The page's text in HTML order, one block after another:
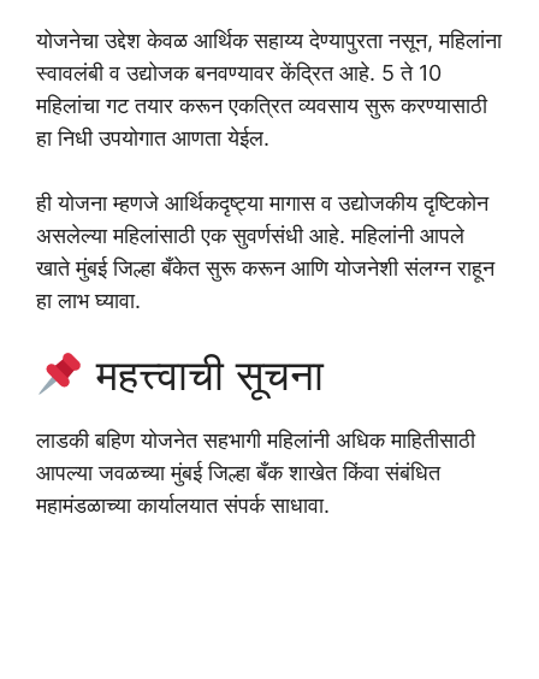
योजनेचा उद्देश केवळ आर्थिक सहाय्य देण्यापुरता नसून, महिलांना
स्वावलंबी व उद्योजक बनवण्यावर केंद्रित आहे. 5 ते 10
महिलांचा गट तयार करून एकत्रित व्यवसाय सुरू करण्यासाठी
हा निधी उपयोगात आणता येईल.
ही योजना म्हणजे आर्थिकदृष्ट्या मागास व उद्योजकीय दृष्टिकोन
असलेल्या महिलांसाठी एक सुवर्णसंधी आहे. महिलांनी आपले
खाते मुंबई जिल्हा बँकेत सुरू करून आणि योजनेशी संलग्न राहून
हा लाभ घ्यावा.
महत्त्वाची सूचना
लाडकी बहिण योजनेत सहभागी महिलांनी अधिक माहितीसाठी
आपल्या जवळच्या मुंबई जिल्हा बँक शाखेत किंवा संबंधित
महामंडळाच्या कार्यालयात संपर्क साधावा.